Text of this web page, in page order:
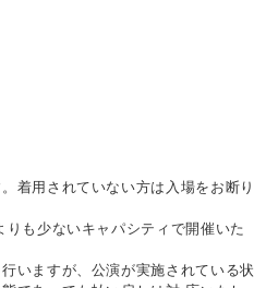
着用されていない方は入場をお断り
も少ないキャパシティで開催いた
いますが、公演が実施されている状